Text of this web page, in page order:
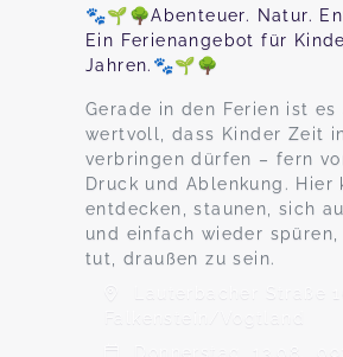
🐾🌱🌳Abenteuer. Natur.
Ein Ferienangebot für
Jahren.🐾🌱🌳
Gerade in den Ferien ist es
wertvoll, dass Kinder Zeit
verbringen dürfen – fern
Druck und Ablenkung. Hier
entdecken, staunen, sich
und einfach wieder
tut, draußen zu sein.
Lauterbacher Straße
Falkenstein/Vogtland
Donnerstag, 13.08.,